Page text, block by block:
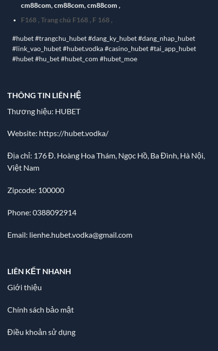
cm88com,cm88com,cm88com ,
F168, Trang chủ F168, F 168,
#hubet #trangchu_hubet #dang_ky_hubet #dang_nhap_hubet
#link_vao_hubet #hubet.vodka #casino_hubet #tai_app_hubet
#hubet #hu_bet #hubet_com #hubet_moe
THÔNG TIN LIÊN HỆ
Thương hiệu: HUBET
Website: https://hubet.vodka/
Địa chỉ: 176 Đ. Hoàng Hoa Thám, Ngọc Hồ, Ba Đình, Hà Nội,
Việt Nam
Zipcode: 100000
Phone: 0388092914
Email: lienhe.hubet.vodka@gmail.com
LIÊN KẾT NHANH
Giới thiệu
Chính sách bảo mật
Điều khoản sử dụng